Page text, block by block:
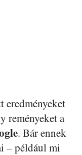
eredményeket
reményeket a
. Bár ennek
– például mi